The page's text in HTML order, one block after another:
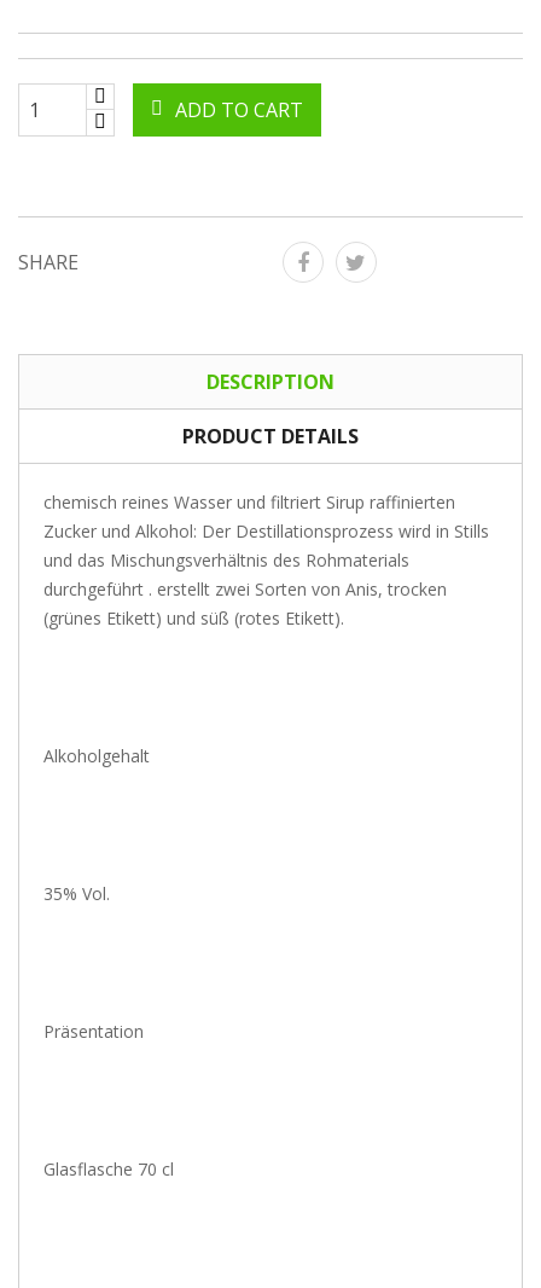
ADD TO CART
SHARE
DESCRIPTION
PRODUCT DETAILS
chemisch reines Wasser und filtriert Sirup raffinierten
Zucker und Alkohol: Der Destillationsprozess wird in Stills
und das Mischungsverhältnis des Rohmaterials
durchgeführt . erstellt zwei Sorten von Anis, trocken
(grünes Etikett) und süß (rotes Etikett).
Alkoholgehalt
35% Vol.
Präsentation
Glasflasche 70 cl